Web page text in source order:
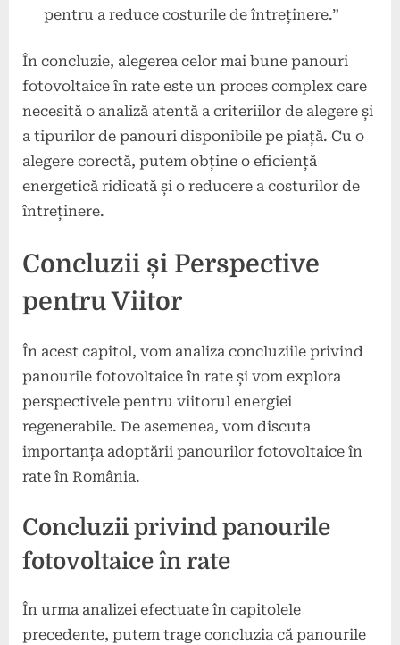
pentru a reduce costurile de întreținere.”
În concluzie, alegerea celor mai bune panouri
fotovoltaice în rate este un proces complex care
necesită o analiză atentă a criteriilor de alegere și
a tipurilor de panouri disponibile pe piață. Cu o
alegere corectă, putem obține o eficiență
energetică ridicată și o reducere a costurilor de
întreținere.
Concluzii și Perspective
pentru Viitor
În acest capitol, vom analiza concluziile privind
panourile fotovoltaice în rate și vom explora
perspectivele pentru viitorul energiei
regenerabile. De asemenea, vom discuta
importanța adoptării panourilor fotovoltaice în
rate în România.
Concluzii privind panourile
fotovoltaice în rate
În urma analizei efectuate în capitolele
precedente, putem trage concluzia că panourile